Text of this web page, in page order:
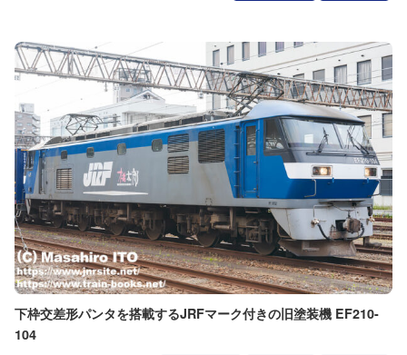
下枠交差形パンタを搭載するJRFマーク付きの旧塗装機 EF210-
104